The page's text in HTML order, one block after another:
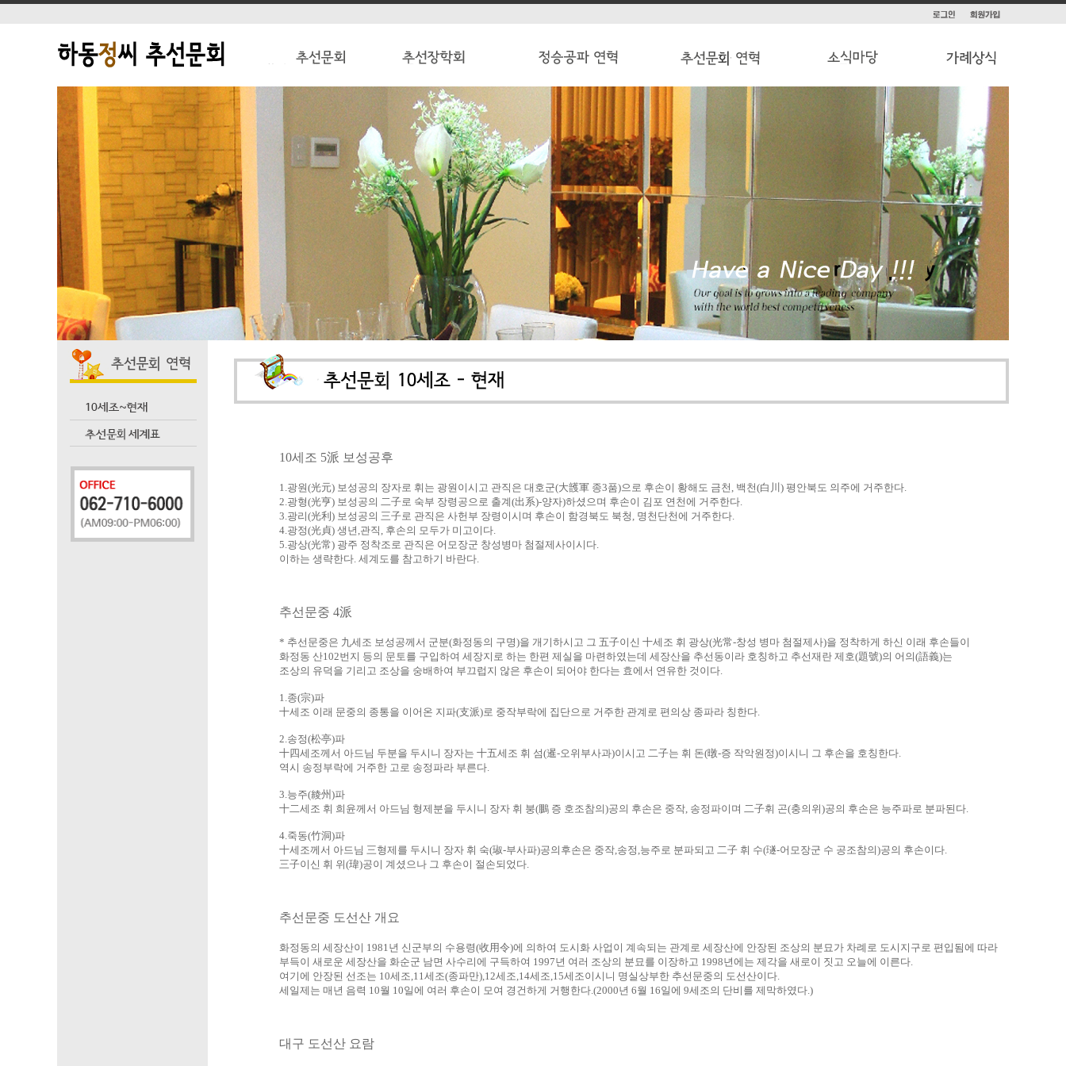
10세조 5派 보성공후
1.광원(光元) 보성공의 장자로 휘는 광원이시고 관직은 대호군(大頀軍 종3품)으로 후손이 황해도 금천, 백천(白川) 평안북도 의주에 거주한다.
2.광형(光亨) 보성공의 二子로 숙부 장령공으로 출계(出系)-양자)하셨으며 후손이 김포 연천에 거주한다.
3.광리(光利) 보성공의 三子로 관직은 사헌부 장령이시며 후손이 함경북도 북청, 명천단천에 거주한다.
4.광정(光貞) 생년,관직, 후손의 모두가 미고이다.
5.광상(光常) 광주 정착조로 관직은 어모장군 창성병마 첨절제사이시다.
이하는 생략한다. 세계도를 참고하기 바란다.
추선문중 4派
* 추선문중은 九세조 보성공께서 군분(화정동의 구명)을 개기하시고 그 五子이신 十세조 휘 광상(光常-창성 병마 첨절제사)을 정착하게 하신 이래 후손들이
화정동 산102번지 등의 문토를 구입하여 세장지로 하는 한편 제실을 마련하였는데 세장산을 추선동이라 호칭하고 추선재란 제호(題號)의 어의(語義)는
조상의 유덕을 기리고 조상을 숭배하여 부끄럽지 않은 후손이 되어야 한다는 효에서 연유한 것이다.
1.종(宗)파
十세조 이래 문중의 종통을 이어온 지파(支派)로 중작부락에 집단으로 거주한 관계로 편의상 종파라 칭한다.
2.송정(松亭)파
十四세조께서 아드님 두분을 두시니 장자는 十五세조 휘 섬(暹-오위부사과)이시고 二子는 휘 돈(暾-증 작악원정)이시니 그 후손을 호칭한다.
역시 송정부락에 거주한 고로 송정파라 부른다.
3.능주(綾州)파
十二세조 휘 희윤께서 아드님 형제분을 두시니 장자 휘 붕(鵬 증 호조참의)공의 후손은 중작, 송정파이며 二子휘 곤(충의위)공의 후손은 능주파로 분파된다.
4.죽동(竹洞)파
十세조께서 아드님 三형제를 두시니 장자 휘 숙(琡-부사파)공의후손은 중작,송정,능주로 분파되고 二子 휘 수(璲-어모장군 수 공조참의)공의 후손이다.
三子이신 휘 위(瑋)공이 계셨으나 그 후손이 절손되었다.
추선문중 도선산 개요
화정동의 세장산이 1981년 신군부의 수용령(收用令)에 의하여 도시화 사업이 계속되는 관계로 세장산에 안장된 조상의 분묘가 차례로 도시지구로 편입됨에 따라
부득이 새로운 세장산을 화순군 남면 사수리에 구득하여 1997년 여러 조상의 분묘를 이장하고 1998년에는 제각을 새로이 짓고 오늘에 이른다.
여기에 안장된 선조는 10세조,11세조(종파만),12세조,14세조,15세조이시니 명실상부한 추선문중의 도선산이다.
세일제는 매년 음력 10월 10일에 여러 후손이 모여 경건하게 거행한다.(2000년 6월 16일에 9세조의 단비를 제막하였다.)
대구 도선산 요람